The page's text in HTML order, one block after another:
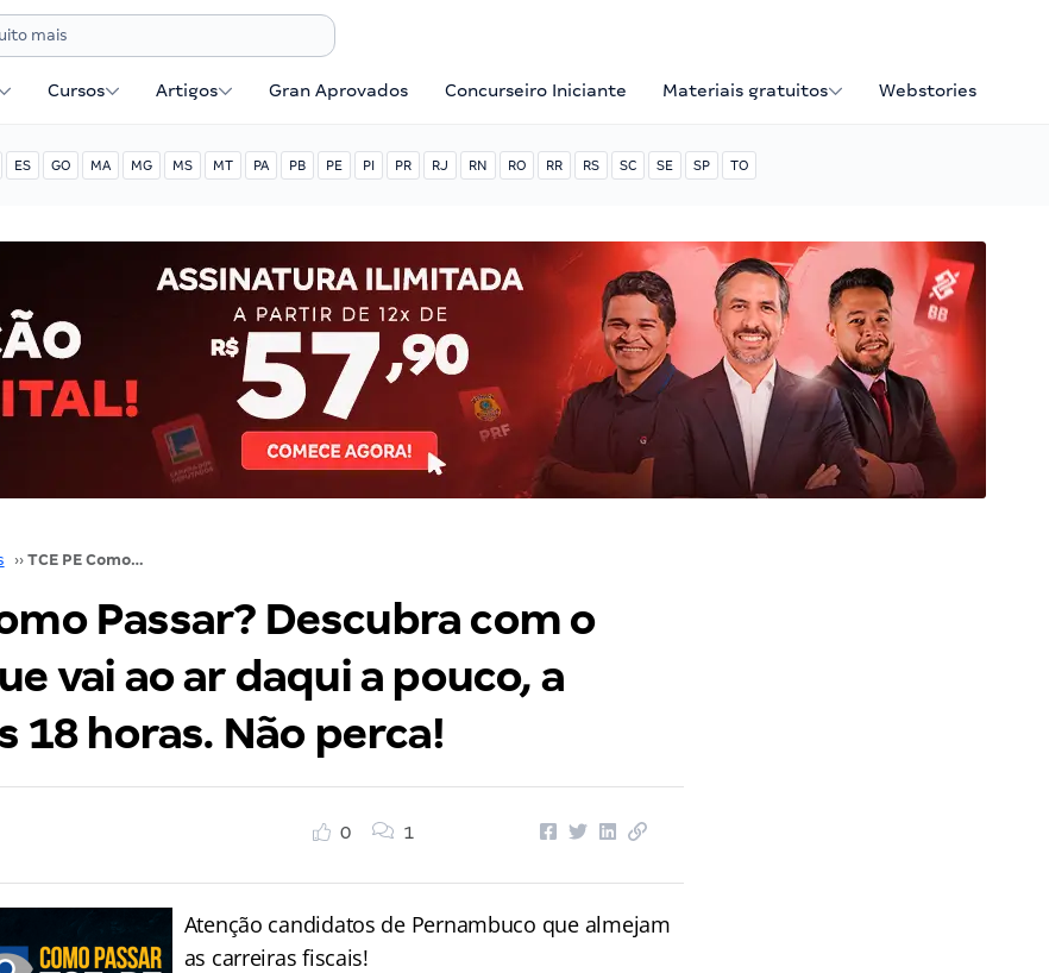
Cursos Artigos Gran Aprovados Concurseiro Iniciante Materiais gratuitos Webstories
ES GO MA MG MS MT PA PB PE PI PR RJ RN RO RR RS SC SE SP TO
›› TCE PE Como Passar? Descubra com o evento que vai ao ar daqui a pouco, a partir das 18 horas. Não perca!
Passar? Descubra com o
vai ao ar daqui a pouco, a
18 horas. Não perca!
0 1
Atenção candidatos de Pernambuco que almejam
as carreiras fiscais!